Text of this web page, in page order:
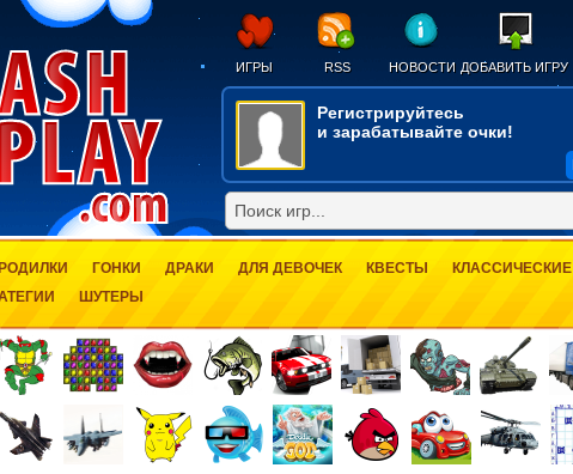
ИГРЫ RSS НОВОСТИ ДОБАВИТЬ ИГРУ
Регистрируйтесь
и зарабатывайте очки!
ГОНКИ ДРАКИ ДЛЯ ДЕВОЧЕК КВЕСТЫ КЛАССИЧЕСКИЕ
ШУТЕРЫ